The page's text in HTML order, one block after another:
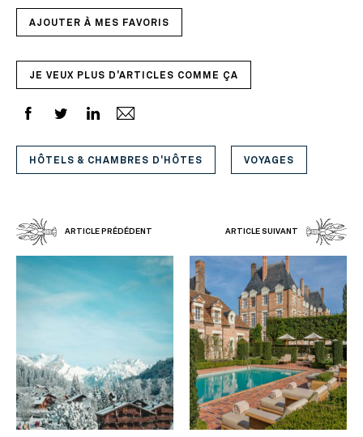
AJOUTER À MES FAVORIS
JE VEUX PLUS D'ARTICLES COMME ÇA
HÔTELS & CHAMBRES D'HÔTES VOYAGES
ARTICLE PRÉDÉDENT ARTICLE SUIVANT